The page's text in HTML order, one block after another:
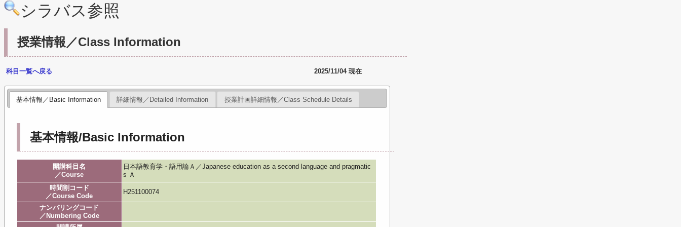
シラバス参照
授業情報／Class Information
科目一覧へ戻る 2025/11/04 現在
基本情報／Basic Information 詳細情報／Detailed Information 授業計画詳細情報／Class Schedule Details
基本情報/Basic Information
開講科目名
／Course
日本語教育学・語用論Ａ／Japanese education as a second language and pragmatic
s Ａ
時間割コード
／Course Code
H251100074
ナンバリングコード
／Numbering Code